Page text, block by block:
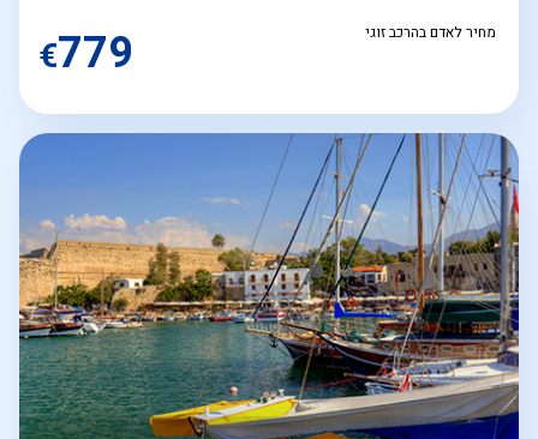
מחיר לאדם בהרכב זוגי €779